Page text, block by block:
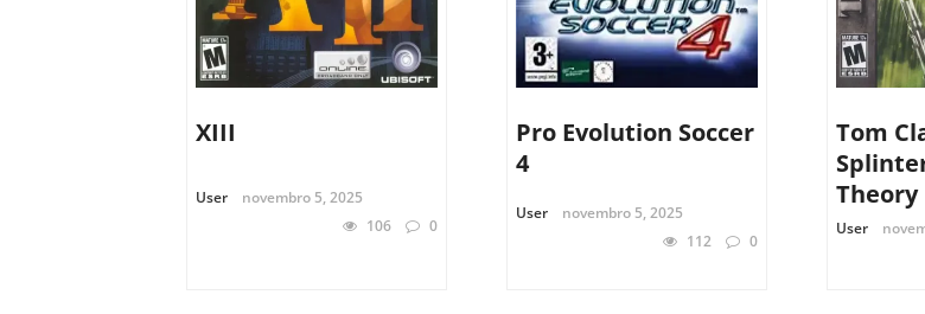
XIII
User
novembro 5, 2025
106
0
Pro Evolution Soccer
4
User
novembro 5, 2025
112
0
Tom
Theory
User